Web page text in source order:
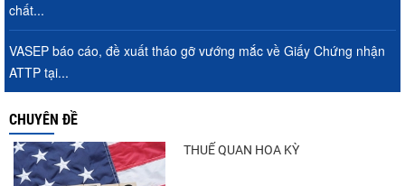
chất...
VASEP báo cáo, đề xuất tháo gỡ vướng mắc về Giấy Chứng nhận
ATTP tại...
CHUYÊN ĐỀ
THUẾ QUAN HOA KỲ